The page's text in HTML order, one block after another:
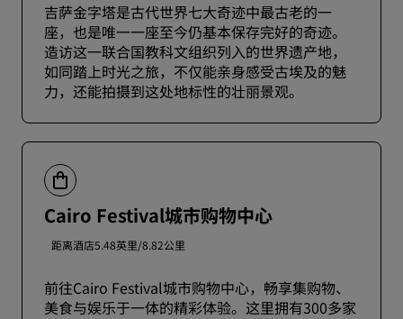
吉萨金字塔是古代世界七大奇迹中最古老的一
座，也是唯一一座至今仍基本保存完好的奇迹。
造访这一联合国教科文组织列入的世界遗产地，
如同踏上时光之旅，不仅能亲身感受古埃及的魅
力，还能拍摄到这处地标性的壮丽景观。
Cairo Festival城市购物中心
距离酒店5.48英里/8.82公里
前往Cairo Festival城市购物中心，畅享集购物、
美食与娱乐于一体的精彩体验。这里拥有300多家